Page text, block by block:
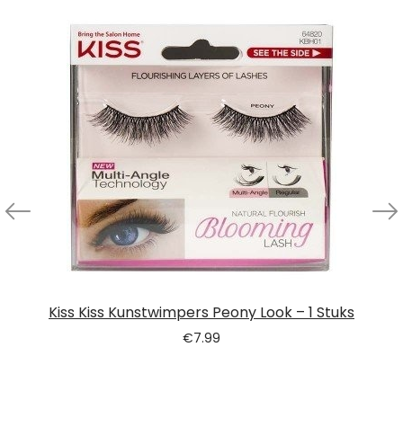
Kiss Kiss Kunstwimpers Peony Look – 1 Stuks
€7.99